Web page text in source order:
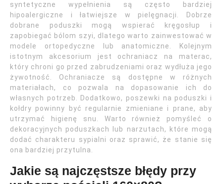
syntetyczne wypełnienia są często bardziej
hipoalergiczne i łatwiejsze w pielęgnacji. Dobrze
dobrane poduszki mogą wspierać kręgosłup i
zapobiegać bólom szyi, dlatego warto zainwestować w
modele ortopedyczne lub anatomiczne. Kolejnym
istotnym akcesorium jest ochraniacz na materac,
który chroni go przed zabrudzeniami oraz wydłuża jego
żywotność. Ochraniacze są dostępne w różnych
materiałach, co pozwala na dopasowanie ich do
własnych potrzeb. Dodatkowo, poszewki na poduszki i
kołdry powinny być regularnie zmieniane i prane, aby
utrzymać higienę snu. Warto również pomyśleć o
dekoracyjnych poduszkach lub narzutach, które mogą
dodać charakteru sypialni oraz sprawić, że stanie się
ona bardziej przytulna.
Jakie są najczęstsze błędy przy